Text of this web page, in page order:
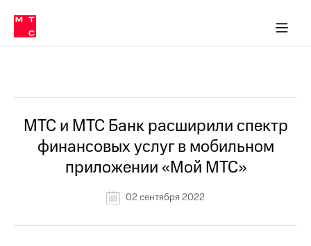
Медиа-центр
и акционерам
Устойчивое развитие
Комплаенс и деловая этика
компании
Карьера
История
компании
Правовая
информация
в МТС
Пресс-
релизы
МТС
о технологиях
МТС и МТС Банк расширили спектр
финансовых услуг в мобильном
приложении «Мой МТС»
02 сентября 2022